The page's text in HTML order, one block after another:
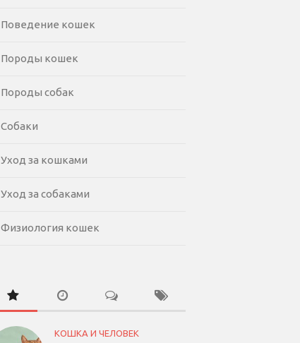
Поведение кошек
Породы кошек
Породы собак
Собаки
Уход за кошками
Уход за собаками
Физиология кошек
КОШКА И ЧЕЛОВЕК